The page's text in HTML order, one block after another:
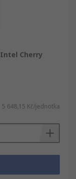
Intel Cherry
5 648,15 Kč/jednotka